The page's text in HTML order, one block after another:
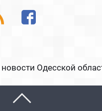
Одесской